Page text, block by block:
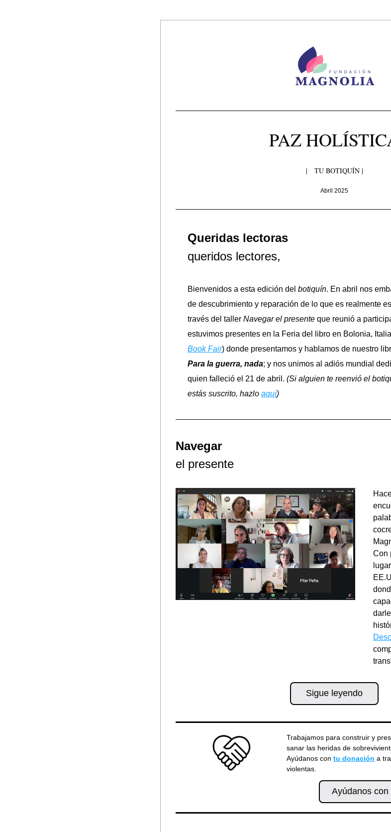
PAZ
|   TU BOTIQUÍN |
Abril 2025
Queridas lectoras
queridos lectores,
Bienvenidos a esta edición del botiquín. En abril nos
de descubrimiento y reparación de lo que es realmente
través del taller Navegar el presente que reunió a
estuvimos presentes en la Feria del libro en Bolonia,
Book Fair)
Para la guerra, nada; y nos unimos al adiós mundial
quien falleció el 21 de abril. (Si alguien te reenvió el
estás suscrito, hazlo aquí)
Navegar
el presente
Con
Sigue leyendo
Trabajamos para construir y
sanar las heridas de
Ayúdanos con tu donación a
violentas.
Ayúdanos con